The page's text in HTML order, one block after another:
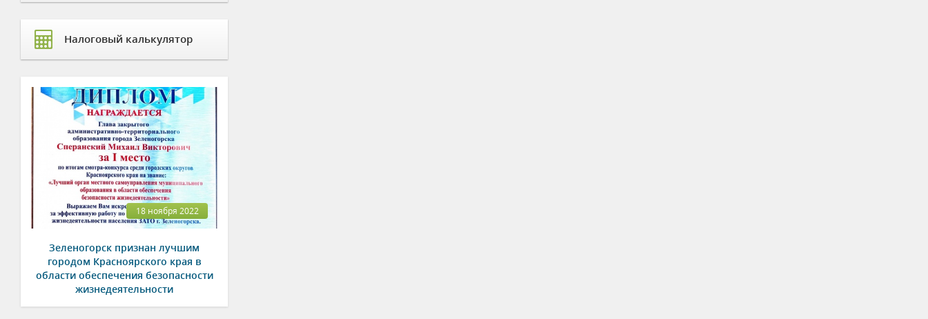
Налоговый калькулятор
18 ноября 2022
Зеленогорск признан лучшим
городом Красноярского края в
области обеспечения безопасности
жизнедеятельности